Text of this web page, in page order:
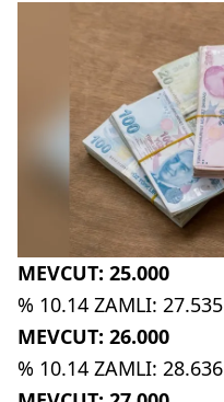
MEVCUT: 25.000
% 10.14 ZAMLI: 27.535
MEVCUT: 26.000
% 10.14 ZAMLI: 28.636